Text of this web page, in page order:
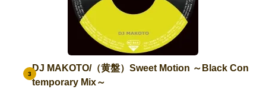
3
DJ MAKOTO/（黄盤）Sweet Motion ～Black Con
temporary Mix～